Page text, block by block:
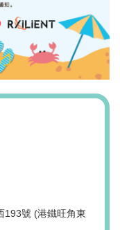
193號 (港鐵旺角東